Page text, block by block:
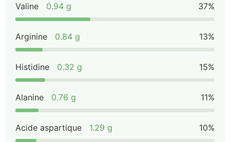
Valine 0.94 g 37%
Arginine 0.84 g 13%
Histidine 0.32 g 15%
Alanine 0.76 g 11%
Acide aspartique 1.29 g 10%